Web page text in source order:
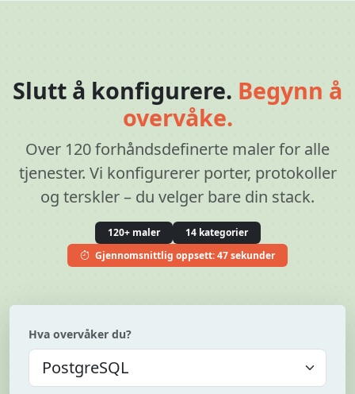
Slutt å konfigurere. Begynn å
overvåke.
Over 120 forhåndsdefinerte maler for alle
tjenester. Vi konfigurerer porter, protokoller
og terskler – du velger bare din stack.
120+ maler
14 kategorier
Gjennomsnittlig oppsett: 47 sekunder
Hva overvåker du?